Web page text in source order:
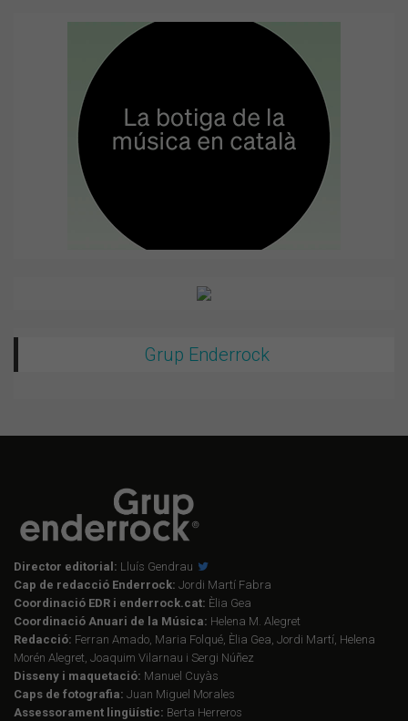
Grup Enderrock
Director editorial: Lluís Gendrau
Cap de redacció Enderrock: Jordi Martí Fabra
Coordinació EDR i enderrock.cat: Èlia Gea
Coordinació Anuari de la Música: Helena M. Alegret
Redacció: Ferran Amado, Maria Folqué, Èlia Gea, Jordi Martí, Helena
Morén Alegret, Joaquim Vilarnau i Sergi Núñez
Disseny i maquetació: Manuel Cuyàs
Caps de fotografia: Juan Miguel Morales
Assessorament lingüístic: Berta Herreros